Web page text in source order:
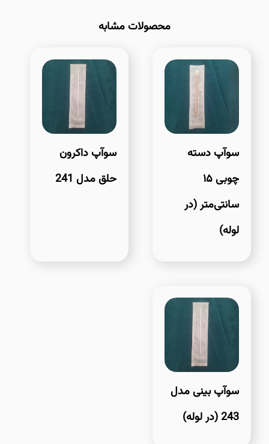
محصولات مشابه
سوآپ دسته
چوبی ۱۵
سانتی‌متر (در
لوله)
سوآپ داکرون
حلق مدل 241
سوآپ بینی مدل
243 (در لوله)